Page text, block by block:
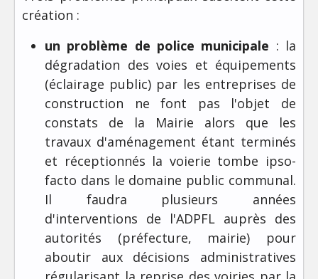
création :
un problème de police municipale : la
dégradation des voies et équipements
(éclairage public) par les entreprises de
construction ne font pas l'objet de
constats de la Mairie alors que les
travaux d'aménagement étant terminés
et réceptionnés la voierie tombe ipso-
facto dans le domaine public communal.
Il faudra plusieurs années
d'interventions de l'ADPFL auprès des
autorités (préfecture, mairie) pour
aboutir aux décisions administratives